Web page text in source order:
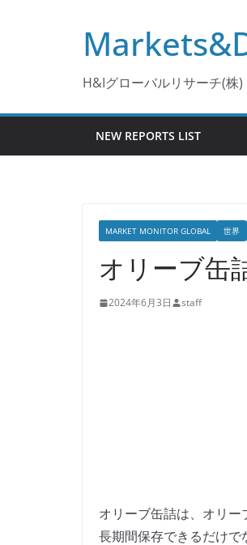
H&Iグローバルリサーチ(株)
NEW REPORTS LIST
MARKET MONITOR GLOBAL 世界
オリーブ缶
2024年6月3日 staff
オリーブ缶詰は、オリ
長期間保存できるだけ